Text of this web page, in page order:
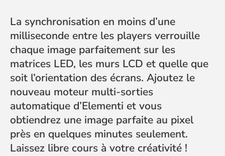
La synchronisation en moins d’une
milliseconde entre les players verrouille
chaque image parfaitement sur les
matrices LED, les murs LCD et quelle que
soit l’orientation des écrans. Ajoutez le
nouveau moteur multi-sorties
automatique d’Elementi et vous
obtiendrez une image parfaite au pixel
près en quelques minutes seulement.
Laissez libre cours à votre créativité !